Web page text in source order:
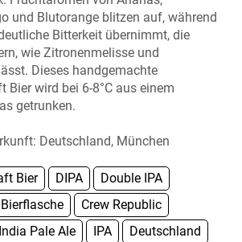
und Blutorange blitzen auf, während
Bitterkeit übernimmt, die
wie Zitronenmelisse und
Dieses handgemachte
Bier wird bei 6-8°C aus einem
getrunken.
Deutschland, München
Bier DIPA
Double IPA
Crew Republic
India Pale Ale IPA Deutschland